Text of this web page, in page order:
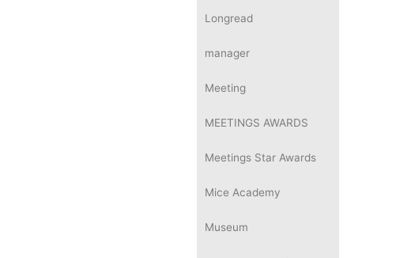
Longread
manager
Meeting
MEETINGS AWARDS
Meetings Star Awards
Mice Academy
Museum